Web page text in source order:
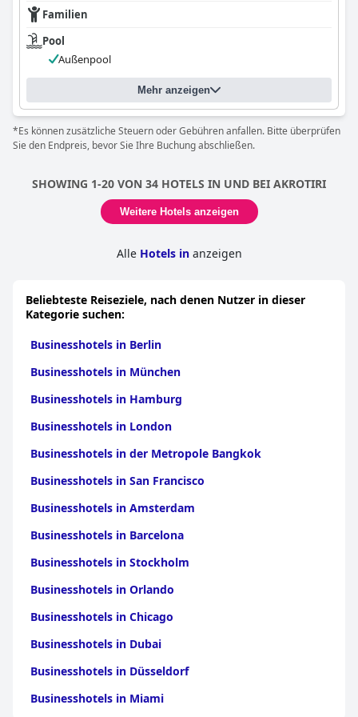
Familien
Pool
Außenpool
Mehr anzeigen
*Es können zusätzliche Steuern oder Gebühren anfallen. Bitte überprüfen
Sie den Endpreis, bevor Sie Ihre Buchung abschließen.
SHOWING 1-20 VON 34 HOTELS IN UND BEI AKROTIRI
Weitere Hotels anzeigen
Alle Hotels in anzeigen
Beliebteste Reiseziele, nach denen Nutzer in dieser
Kategorie suchen:
Businesshotels in Berlin
Businesshotels in München
Businesshotels in Hamburg
Businesshotels in London
Businesshotels in der Metropole Bangkok
Businesshotels in San Francisco
Businesshotels in Amsterdam
Businesshotels in Barcelona
Businesshotels in Stockholm
Businesshotels in Orlando
Businesshotels in Chicago
Businesshotels in Dubai
Businesshotels in Düsseldorf
Businesshotels in Miami